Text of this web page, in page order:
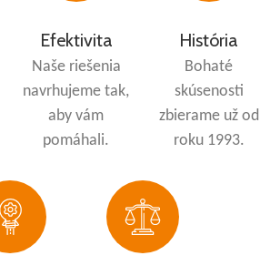
Efektivita
Naše riešenia
navrhujeme tak,
aby vám
pomáhali.
História
Bohaté
skúsenosti
zbierame už od
roku 1993.